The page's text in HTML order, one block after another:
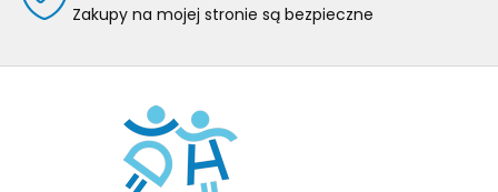
Zakupy na mojej stronie są bezpieczne